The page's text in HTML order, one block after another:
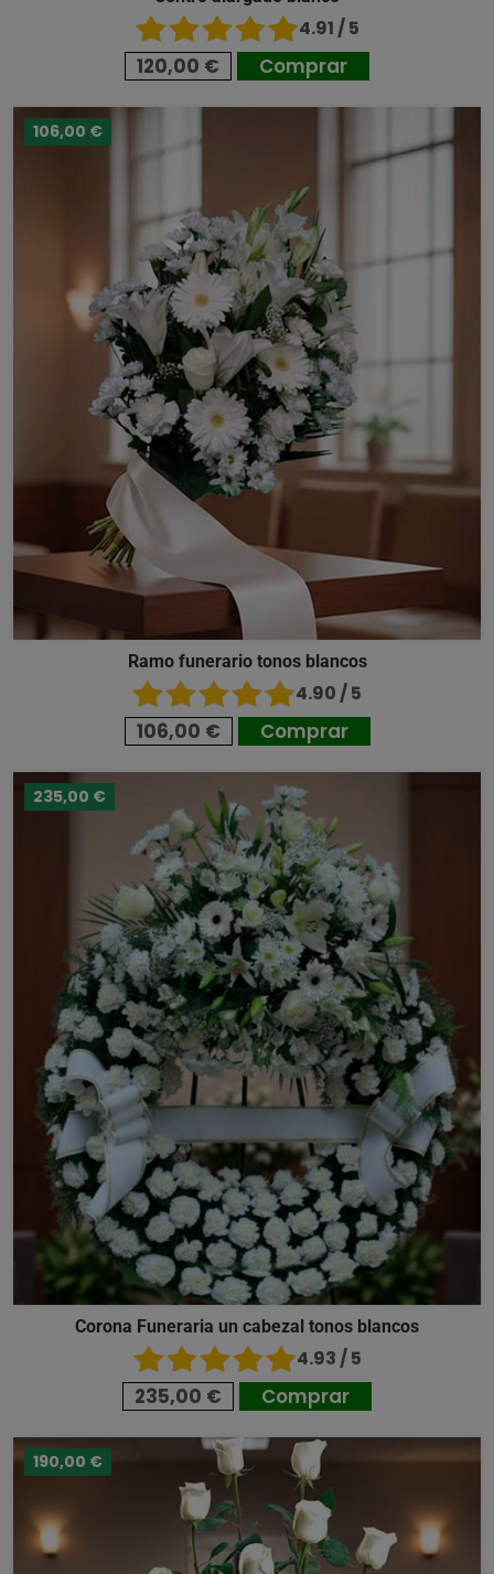
4.91 / 5
120,00 € Comprar
106,00 €
Ramo funerario tonos blancos
4.90 / 5
106,00 € Comprar
235,00 €
Corona Funeraria un cabezal tonos blancos
4.93 / 5
235,00 € Comprar
190,00 €